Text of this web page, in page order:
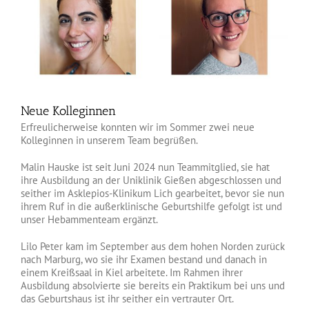
Neue Kolleginnen
Erfreulicherweise konnten wir im Sommer zwei neue
Kolleginnen in unserem Team begrüßen.
Malin Hauske ist seit Juni 2024 nun Teammitglied, sie hat
ihre Ausbildung an der Uniklinik Gießen abgeschlossen und
seither im Asklepios-Klinikum Lich gearbeitet, bevor sie nun
ihrem Ruf in die außerklinische Geburtshilfe gefolgt ist und
unser Hebammenteam ergänzt.
Lilo Peter kam im September aus dem hohen Norden zurück
nach Marburg, wo sie ihr Examen bestand und danach in
einem Kreißsaal in Kiel arbeitete. Im Rahmen ihrer
Ausbildung absolvierte sie bereits ein Praktikum bei uns und
das Geburtshaus ist ihr seither ein vertrauter Ort.